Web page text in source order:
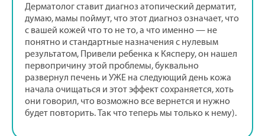
Дерматолог ставит диагноз атопический дерматит,
думаю, мамы поймут, что этот диагноз означает, что
с вашей кожей что то не то, а что именно — не
понятно и стандартные назначения с нулевым
результатом, Привели ребенка к Кясперу, он нашел
первопричину этой проблемы, буквально
развернул печень и УЖЕ на следующий день кожа
начала очищаться и этот эффект сохраняется, хоть
они говорил, что возможно все вернется и нужно
будет повторить. Так что теперь мы только к нему).